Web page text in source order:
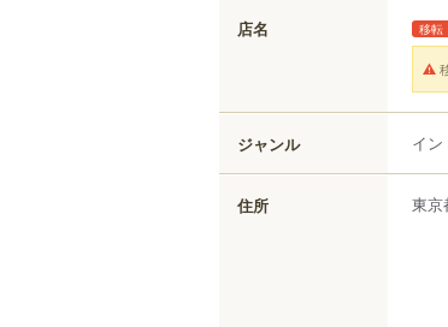
店名 移転
ジャンル イ
住所 東京